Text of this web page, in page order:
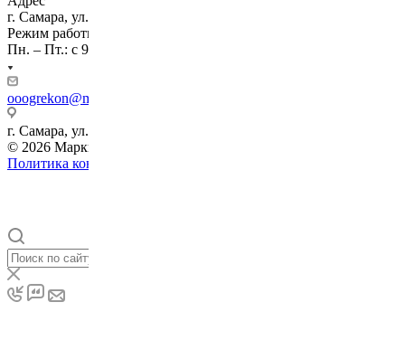
г. Самара, ул. Ерошевского, д. 3
Режим работы
Пн. – Пт.: с 9:00 до 18:00
ooogrekon@mail.ru
г. Самара, ул. Ерошевского, д. 3
© 2026 Маркировочные, этикировочное оборудование Грекон
Политика конфиденциальности